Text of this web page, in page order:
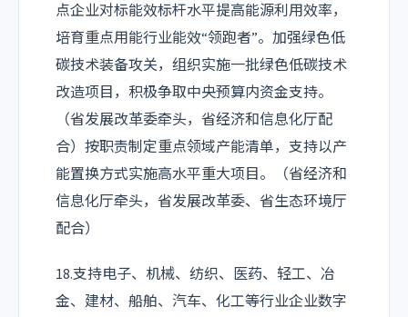
点企业对标能效标杆水平提高能源利用效率，
培育重点用能行业能效“领跑者”。加强绿色低
碳技术装备攻关，组织实施一批绿色低碳技术
改造项目，积极争取中央预算内资金支持。
（省发展改革委牵头，省经济和信息化厅配
合）按职责制定重点领域产能清单，支持以产
能置换方式实施高水平重大项目。（省经济和
信息化厅牵头，省发展改革委、省生态环境厅
配合）
18.支持电子、机械、纺织、医药、轻工、冶
金、建材、船舶、汽车、化工等行业企业数字